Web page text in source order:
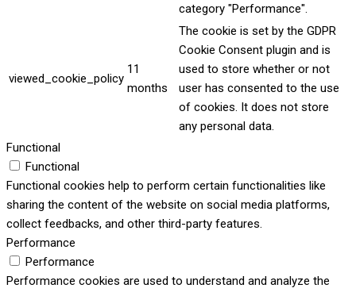
category "Performance".
viewed_cookie_policy
11
months
The cookie is set by the GDPR
Cookie Consent plugin and is
used to store whether or not
user has consented to the use
of cookies. It does not store
any personal data.
Functional
Functional
Functional cookies help to perform certain functionalities like
sharing the content of the website on social media platforms,
collect feedbacks, and other third-party features.
Performance
Performance
Performance cookies are used to understand and analyze the